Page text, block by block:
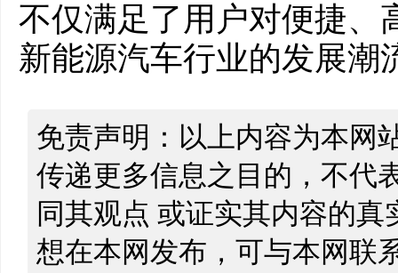
不仅满足了用户对便捷、
新能源汽车行业的发展潮
免责声明：以上内容为本网
传递更多信息之目的，不代
同其观点 或证实其内容的
想在本网发布，可与本网联